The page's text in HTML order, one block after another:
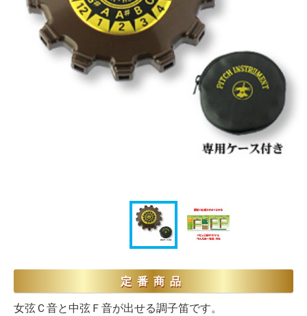
定番商品
女弦Ｃ音と中弦Ｆ音が出せる調子笛です。